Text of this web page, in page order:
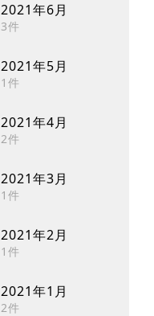
2021年6月
3件
2021年5月
1件
2021年4月
2件
2021年3月
1件
2021年2月
1件
2021年1月
2件